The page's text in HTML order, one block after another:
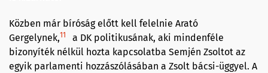
Közben már bíróság előtt kell felelnie Arató
Gergelynek,11
a DK politikusának, aki mindenféle
bizonyíték nélkül hozta kapcsolatba Semjén Zsoltot az
egyik parlamenti hozzászólásában a Zsolt bácsi-üggyel. A